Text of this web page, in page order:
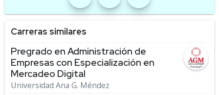
Carreras similares
Pregrado en Administración de
Empresas con Especialización en
Mercadeo Digital
Universidad Ana G. Méndez